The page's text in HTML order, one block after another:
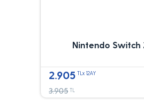
Nintendo Switch
2.905 TLx 12AY
3.905 TL